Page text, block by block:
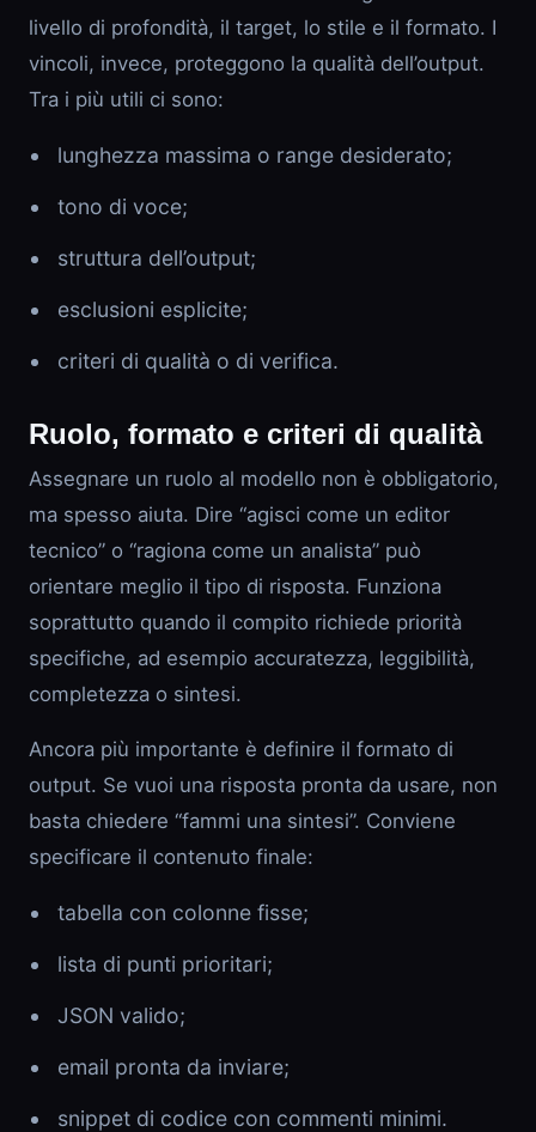
livello di profondità, il target, lo stile e il formato. I
vincoli, invece, proteggono la qualità dell’output.
Tra i più utili ci sono:
lunghezza massima o range desiderato;
tono di voce;
struttura dell’output;
esclusioni esplicite;
criteri di qualità o di verifica.
Ruolo, formato e criteri di qualità
Assegnare un ruolo al modello non è obbligatorio,
ma spesso aiuta. Dire “agisci come un editor
tecnico” o “ragiona come un analista” può
orientare meglio il tipo di risposta. Funziona
soprattutto quando il compito richiede priorità
specifiche, ad esempio accuratezza, leggibilità,
completezza o sintesi.
Ancora più importante è definire il formato di
output. Se vuoi una risposta pronta da usare, non
basta chiedere “fammi una sintesi”. Conviene
specificare il contenuto finale:
tabella con colonne fisse;
lista di punti prioritari;
JSON valido;
email pronta da inviare;
snippet di codice con commenti minimi.